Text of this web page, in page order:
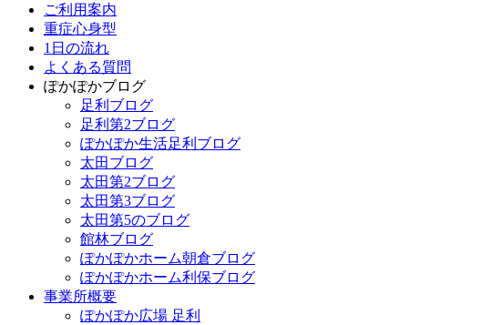
ご利用案内
重症心身型
1日の流れ
よくある質問
ぽかぽかブログ
足利ブログ
足利第2ブログ
ぽかぽか生活足利ブログ
太田ブログ
太田第2ブログ
太田第3ブログ
太田第5のブログ
館林ブログ
ぽかぽかホーム朝倉ブログ
ぽかぽかホーム利保ブログ
事業所概要
ぽかぽか広場 足利